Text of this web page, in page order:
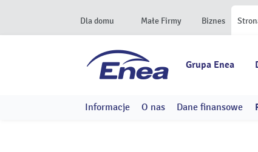
Dla domu Małe Firmy Biznes
Grupa Enea
Informacje O nas Dane finansowe